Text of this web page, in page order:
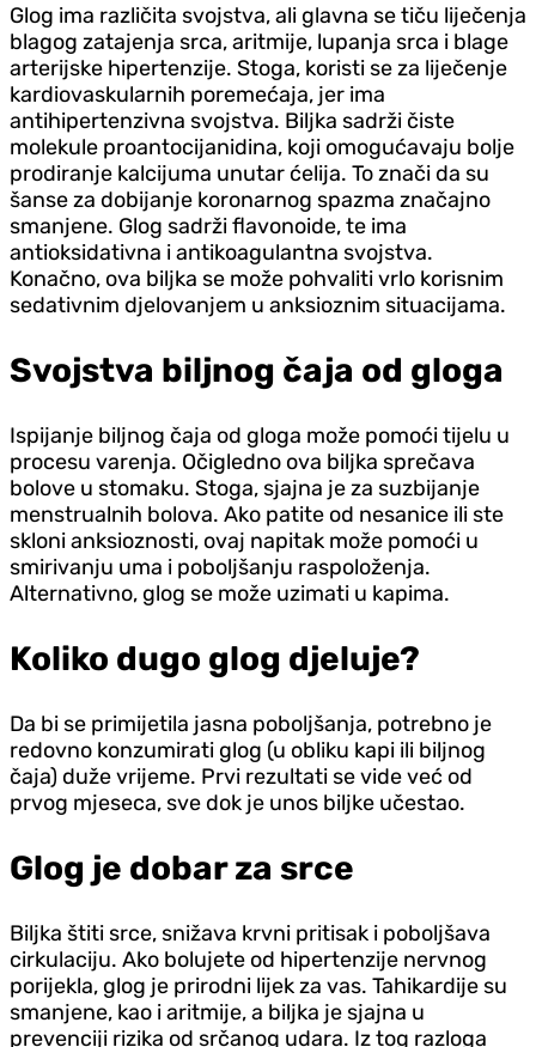
Glog ima različita svojstva, ali glavna se tiču liječenja
blagog zatajenja srca, aritmije, lupanja srca i blage
arterijske hipertenzije. Stoga, koristi se za liječenje
kardiovaskularnih poremećaja, jer ima
antihipertenzivna svojstva. Biljka sadrži čiste
molekule proantocijanidina, koji omogućavaju bolje
prodiranje kalcijuma unutar ćelija. To znači da su
šanse za dobijanje koronarnog spazma značajno
smanjene. Glog sadrži flavonoide, te ima
antioksidativna i antikoagulantna svojstva.
Konačno, ova biljka se može pohvaliti vrlo korisnim
sedativnim djelovanjem u anksioznim situacijama.
Svojstva biljnog čaja od gloga
Ispijanje biljnog čaja od gloga može pomoći tijelu u
procesu varenja. Očigledno ova biljka sprečava
bolove u stomaku. Stoga, sjajna je za suzbijanje
menstrualnih bolova. Ako patite od nesanice ili ste
skloni anksioznosti, ovaj napitak može pomoći u
smirivanju uma i poboljšanju raspoloženja.
Alternativno, glog se može uzimati u kapima.
Koliko dugo glog djeluje?
Da bi se primijetila jasna poboljšanja, potrebno je
redovno konzumirati glog (u obliku kapi ili biljnog
čaja) duže vrijeme. Prvi rezultati se vide već od
prvog mjeseca, sve dok je unos biljke učestao.
Glog je dobar za srce
Biljka štiti srce, snižava krvni pritisak i poboljšava
cirkulaciju. Ako bolujete od hipertenzije nervnog
porijekla, glog je prirodni lijek za vas. Tahikardije su
smanjene, kao i aritmije, a biljka je sjajna u
prevenciji rizika od srčanog udara. Iz tog razloga